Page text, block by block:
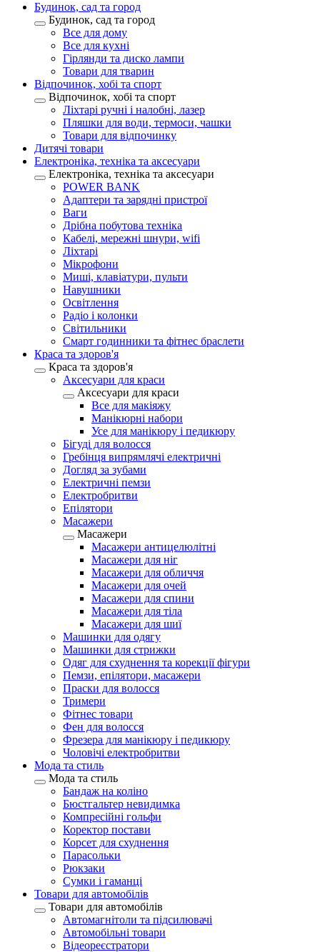
Будинок, сад та город
Будинок, сад та город
Все для дому
Все для кухні
Гірлянди та диско лампи
Товари для тварин
Відпочинок, хобі та спорт
Відпочинок, хобі та спорт
Ліхтарі ручні і налобні, лазер
Пляшки для води, термоси, чашки
Товари для відпочинку
Дитячі товари
Електроніка, техніка та аксесуари
Електроніка, техніка та аксесуари
POWER BANK
Адаптери та зарядні пристрої
Ваги
Дрібна побутова техніка
Кабелі, мережні шнури, wifi
Ліхтарі
Мікрофони
Миші, клавіатури, пульти
Навушники
Освітлення
Радіо і колонки
Світильники
Смарт годинники та фітнес браслети
Краса та здоров'я
Краса та здоров'я
Аксесуари для краси
Аксесуари для краси
Все для макіяжу
Манікюрні набори
Усе для манікюру і педикюру
Бігуді для волосся
Гребінця випрямлячі електричні
Догляд за зубами
Електричні пемзи
Електробритви
Епілятори
Масажери
Масажери
Масажери антицелюлітні
Масажери для ніг
Масажери для обличчя
Масажери для очей
Масажери для спини
Масажери для тіла
Масажери для шиї
Машинки для одягу
Машинки для стрижки
Одяг для схуднення та корекції фігури
Пемзи, епілятори, масажери
Праски для волосся
Тримери
Фітнес товари
Фен для волосся
Фрезера для манікюру і педикюру
Чоловічі електробритви
Мода та стиль
Мода та стиль
Бандаж на коліно
Бюстгальтер невидимка
Компресійні гольфи
Коректор постави
Корсет для схуднення
Парасольки
Рюкзаки
Сумки і гаманці
Товари для автомобілів
Товари для автомобілів
Автомагнітоли та підсилювачі
Автомобільні товари
Відеореєстратори